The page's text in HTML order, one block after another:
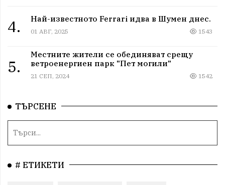
4. Най-известното Ferrari идва в Шумен днес.
01 АВГ, 2025 1543
5.
Местните жители се обединяват срещу
ветроенергиен парк "Пет могили"
21 СЕП, 2024 1542
ТЪРСЕНЕ
# ЕТИКЕТИ